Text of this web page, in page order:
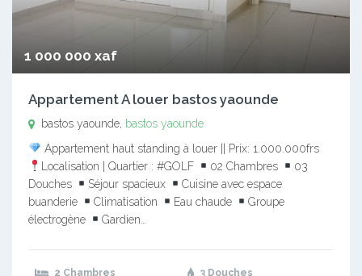
1 000 000 xaf
Appartement A louer bastos yaounde
bastos yaounde, bastos yaounde
Appartement haut standing à louer || Prix: 1.000.000frs
Localisation | Quartier : #GOLF
02 Chambres
03
Douches
Séjour spacieux
Cuisine avec espace
buanderie
Climatisation Eau chaude
Groupe
électrogène
Gardien…
2 Chambres 3 Douches